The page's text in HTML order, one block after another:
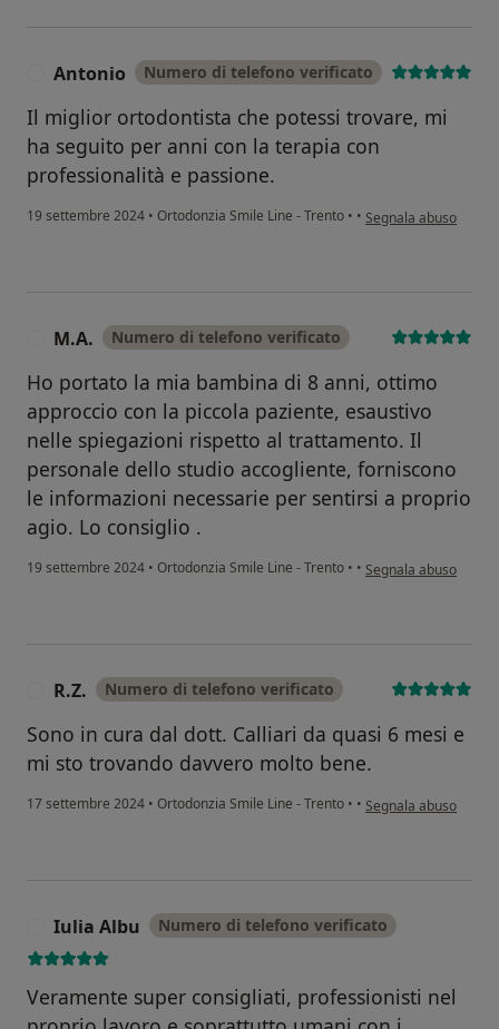
Antonio Numero di telefono verificato
Il miglior ortodontista che potessi trovare, mi
ha seguito per anni con la terapia con
professionalità e passione.
19 settembre 2024 • Ortodonzia Smile Line - Trento • • secondo l'opinione
Segnala abuso
M.A. Numero di telefono verificato
Ho portato la mia bambina di 8 anni, ottimo
approccio con la piccola paziente, esaustivo
nelle spiegazioni rispetto al trattamento. Il
personale dello studio accogliente, forniscono
le informazioni necessarie per sentirsi a proprio
agio. Lo consiglio .
19 settembre 2024 • Ortodonzia Smile Line - Trento • • secondo l'opinione
Segnala abuso
R.Z. Numero di telefono verificato
Sono in cura dal dott. Calliari da quasi 6 mesi e
mi sto trovando davvero molto bene.
17 settembre 2024 • Ortodonzia Smile Line - Trento • • secondo l'opinione
Segnala abuso
Iulia Albu Numero di telefono verificato
Veramente super consigliati, professionisti nel